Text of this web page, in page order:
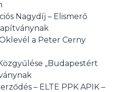
Nagydíj – Elismerő
a Peter Cerny
„Budapestért
– ELTE PPK APIK –